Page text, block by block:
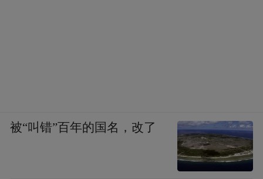
被“叫错”百年的国名，改了